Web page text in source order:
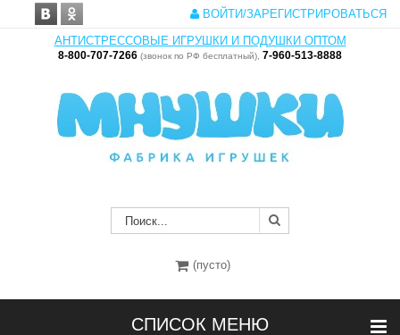
ВОЙТИ/ЗАРЕГИСТРИРОВАТЬСЯ
АНТИСТРЕССОВЫЕ ИГРУШКИ И ПОДУШКИ ОПТОМ
8-800-707-7266 (звонок по РФ бесплатный), 7-960-513-8888
(пусто)
СПИСОК МЕНЮ